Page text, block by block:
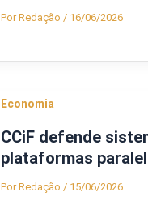
PorRedação / 16/06/2026
Economia
CCiF defende
plataformas
PorRedação / 15/06/2026